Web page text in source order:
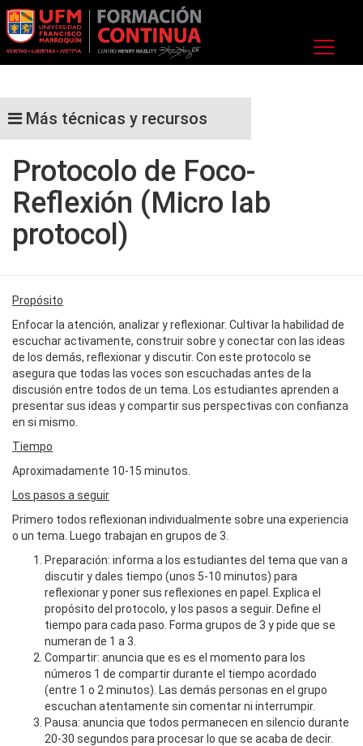
Más técnicas y recursos
Protocolo de Foco-
Reflexión (Micro lab
protocol)
Propósito
Enfocar la atención, analizar y reflexionar. Cultivar la habilidad de
escuchar activamente, construir sobre y conectar con las ideas
de los demás, reflexionar y discutir. Con este protocolo se
asegura que todas las voces son escuchadas antes de la
discusión entre todos de un tema. Los estudiantes aprenden a
presentar sus ideas y compartir sus perspectivas con confianza
en si mismo.
Tiempo
Aproximadamente 10-15 minutos.
Los pasos a seguir
Primero todos reflexionan individualmente sobre una experiencia
o un tema. Luego trabajan en grupos de 3.
Preparación: informa a los estudiantes del tema que van a
discutir y dales tiempo (unos 5-10 minutos) para
reflexionar y poner sus reflexiones en papel. Explica el
propósito del protocolo, y los pasos a seguir. Define el
tiempo para cada paso. Forma grupos de 3 y pide que se
numeran de 1 a 3.
Compartir: anuncia que es es el momento para los
números 1 de compartir durante el tiempo acordado
(entre 1 o 2 minutos). Las demás personas en el grupo
escuchan atentamente sin comentar ni interrumpir.
Pausa: anuncia que todos permanecen en silencio durante
20-30 segundos para procesar lo que se acaba de decir.